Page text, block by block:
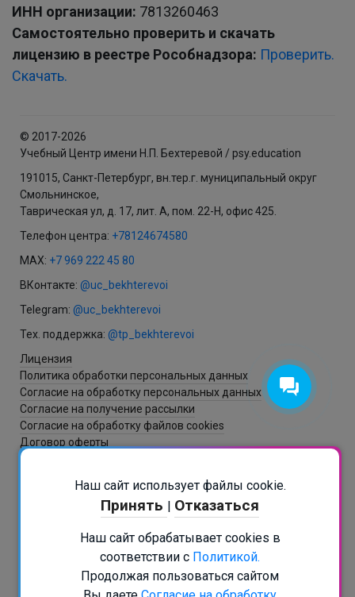
ИНН организации: 7813260463
Самостоятельно проверить и скачать
лицензию в реестре Рособнадзора: Проверить.
Скачать.
© 2017-2026
Учебный Центр имени Н.П. Бехтеревой / psy.education
191015, Санкт-Петербург, вн.тер.г. муниципальный округ
Смольнинское,
Таврическая ул, д. 17, лит. А, пом. 22-Н, офис 425.
Телефон центра: +78124674580
MAX: +7 969 222 45 80
ВКонтакте: @uc_bekhterevoi
Telegram: @uc_bekhterevoi
Тех. поддержка: @tp_bekhterevoi
Лицензия
Политика обработки персональных данных
Согласие на обработку персональных данных
Согласие на получение рассылки
Согласие на обработку файлов cookies
Договор оферты
Разработка и создание сайта - ItNova / СБ
Подписаться на рассылку
+7 (812) 467-45-80
info@psy.education
Наш сайт использует файлы cookie.
Принять | Отказаться
Наш сайт обрабатывает cookies в
соответствии с Политикой.
Продолжая пользоваться сайтом